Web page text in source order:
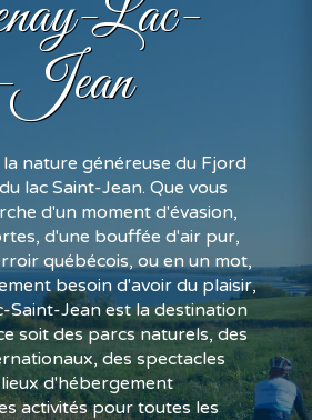
Lac-
nature généreuse du Fjord
lac Saint-Jean. Que vous
d'un moment d'évasion,
d'une bouffée d'air pur,
québécois, ou en un mot,
besoin d'avoir du plaisir,
Saint-Jean est la destination
soit des parcs naturels, des
des spectacles
d'hébergement
activités pour toutes les